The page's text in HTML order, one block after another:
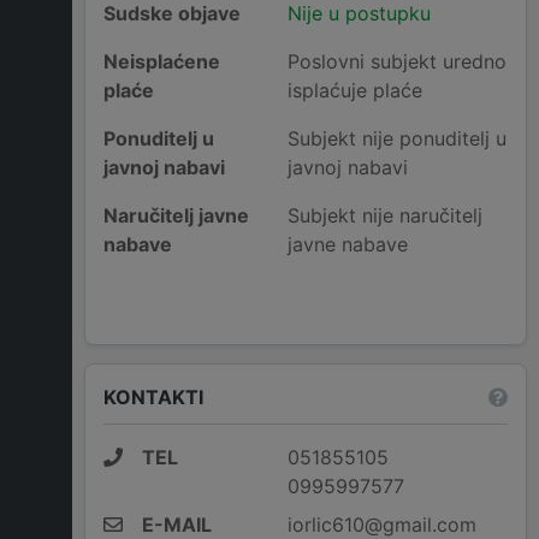
Sudske objave
Nije u postupku
Neisplaćene
plaće
Poslovni subjekt uredno
isplaćuje plaće
Ponuditelj u
javnoj nabavi
Subjekt nije ponuditelj u
javnoj nabavi
Naručitelj javne
nabave
Subjekt nije naručitelj
javne nabave
KONTAKTI
TEL
051855105
0995997577
E-MAIL
iorlic610@gmail.com